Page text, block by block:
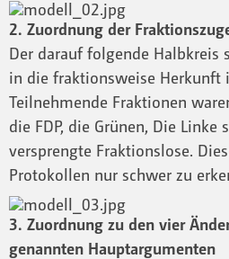
2. Zuordnung der
Der darauf folgende Halbkreis
in die fraktionsweise Herkunft
Teilnehmende Fraktionen
die FDP, die Grünen, Die Linke
versprengte Fraktionslose.
Protokollen nur schwer zu
3. Zuordnung zu den vier
genannten Hauptargumenten